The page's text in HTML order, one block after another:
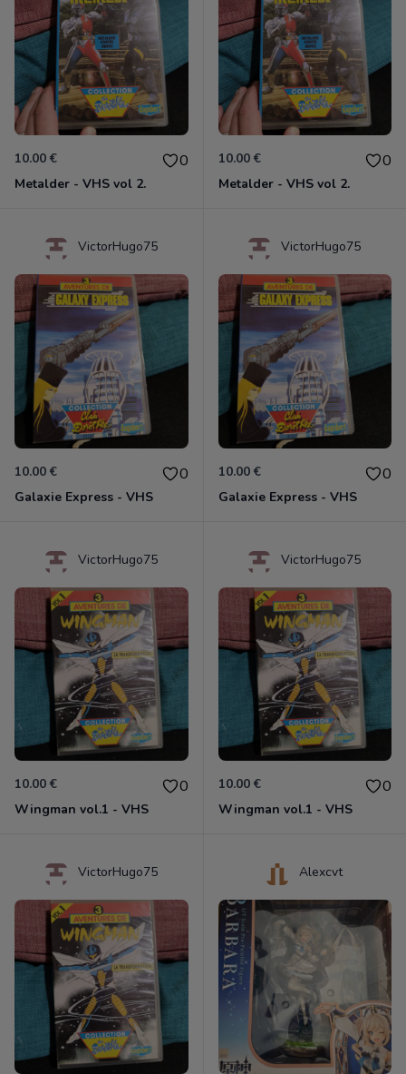
10.00 € 0
Metalder - VHS vol 2.
10.00 € 0
Metalder - VHS vol 2.
VictorHugo75
10.00 € 0
Galaxie Express - VHS
VictorHugo75
10.00 € 0
Galaxie Express - VHS
VictorHugo75
10.00 € 0
Wingman vol.1 - VHS
VictorHugo75
10.00 € 0
Wingman vol.1 - VHS
VictorHugo75 Alexcvt